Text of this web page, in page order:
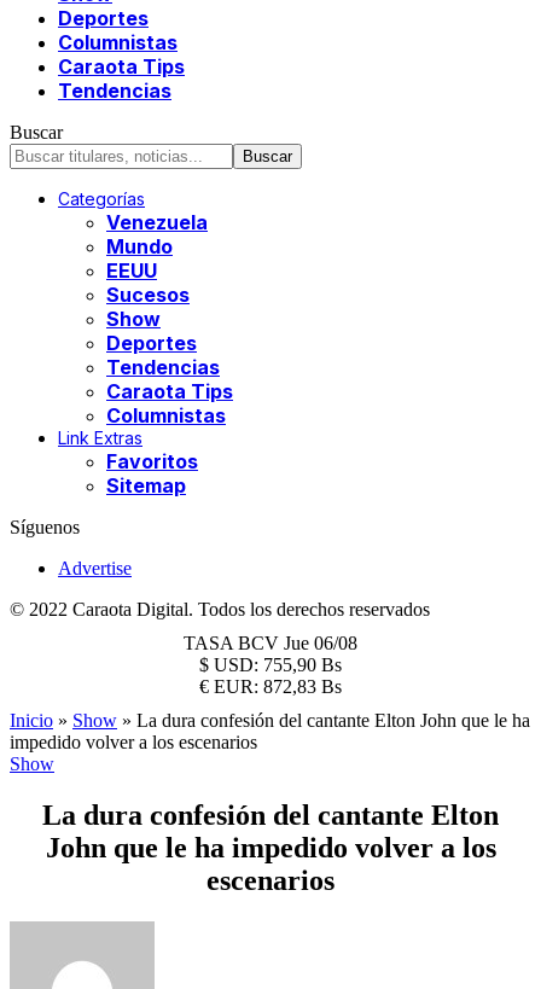
Deportes
Columnistas
Caraota Tips
Tendencias
Buscar
Categorías
Venezuela
Mundo
EEUU
Sucesos
Show
Deportes
Tendencias
Caraota Tips
Columnistas
Link Extras
Favoritos
Sitemap
Síguenos
Advertise
© 2022 Caraota Digital. Todos los derechos reservados
TASA BCV Jue 06/08
$ USD: 755,90 Bs
€ EUR: 872,83 Bs
Inicio » Show » La dura confesión del cantante Elton John que le ha
impedido volver a los escenarios
Show
La dura confesión del cantante Elton
John que le ha impedido volver a los
escenarios